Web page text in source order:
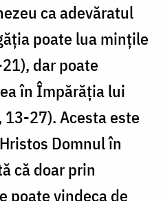
ca adevăratul
poate lua mințile
dar poate
în Împărăția lui
13-27). Acesta este
Domnul în
că doar prin
poate vindeca de